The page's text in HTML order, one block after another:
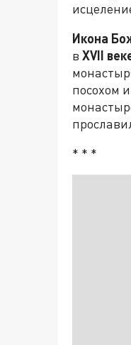
Икона
в XVII
посохом
* * *